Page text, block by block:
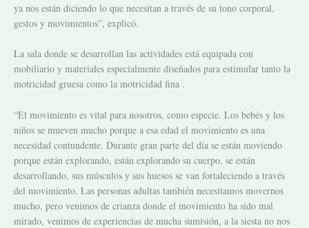
ya nos están diciendo lo que necesitan a través de su tono corporal,
gestos y movimientos”, explicó.
La sala donde se desarrollan las actividades está equipada con
mobiliario y materiales especialmente diseñados para estimular tanto la
motricidad gruesa como la motricidad fina .
“El movimiento es vital para nosotros, como especie. Los bebés y los
niños se mueven mucho porque a esa edad el movimiento es una
necesidad contundente. Durante gran parte del día se están moviendo
porque están explorando, están explorando su cuerpo, se están
desarrollando, sus músculos y sus huesos se van fortaleciendo a través
del movimiento. Las personas adultas también necesitamos movernos
mucho, pero venimos de crianza donde el movimiento ha sido mal
mirado, venimos de experiencias de mucha sumisión, a la siesta no nos